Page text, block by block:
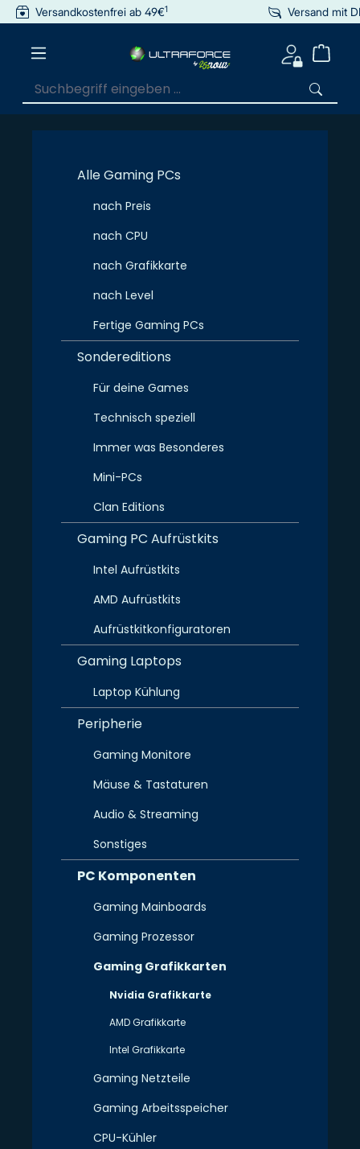
springen
Versandkostenfrei ab 49€1 Versand mit
Alle Gaming PCs
nach Preis
nach CPU
nach Grafikkarte
nach Level
Fertige Gaming PCs
Sondereditions
Für deine Games
Technisch speziell
Immer was Besonderes
Mini-PCs
Clan Editions
Gaming PC Aufrüstkits
Intel Aufrüstkits
AMD Aufrüstkits
Aufrüstkitkonfiguratoren
Gaming Laptops
Laptop Kühlung
Peripherie
Gaming Monitore
Mäuse & Tastaturen
Audio & Streaming
Sonstiges
PC Komponenten
Gaming Mainboards
Gaming Prozessor
Gaming Grafikkarten
Nvidia Grafikkarte
AMD Grafikkarte
Intel Grafikkarte
Gaming Netzteile
Gaming Arbeitsspeicher
CPU-Kühler